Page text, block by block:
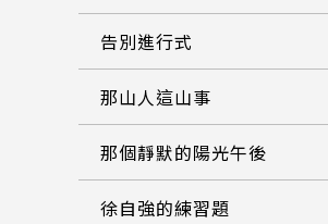
告別進行式
那山人這山事
那個靜默的陽光午後
徐自強的練習題